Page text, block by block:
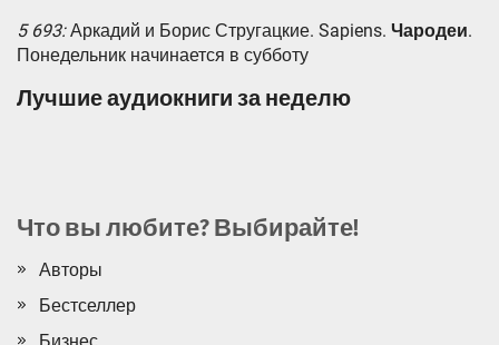
5 693: Аркадий и Борис Стругацкие. Sapiens. Чародеи.
Понедельник начинается в субботу
Лучшие аудиокниги за неделю
Что вы любите? Выбирайте!
Авторы
Бестселлер